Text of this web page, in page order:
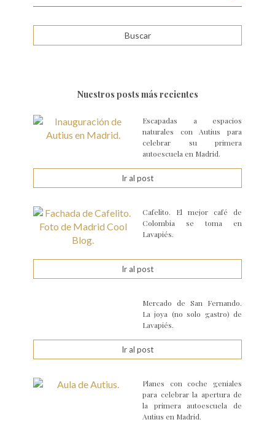
Nuestros posts más recientes
Escapadas a espacios
naturales con Autius para
celebrar su primera
autoescuela en Madrid.
Ir al post
Cafelito. El mejor café de
Colombia se toma en
Lavapiés.
Ir al post
Mercado de San Fernando.
La joya (no solo gastro) de
Lavapiés.
Ir al post
Planes con coche geniales
para celebrar la apertura de
la primera autoescuela de
Autius en Madrid.